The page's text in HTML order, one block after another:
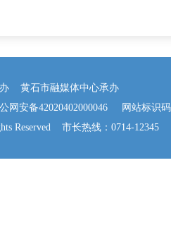
黄石市融媒体中心承办
网安备42020402000046 网站标识码
Reserved 市长热线：0714-12345